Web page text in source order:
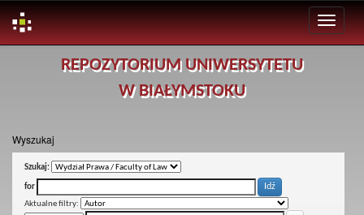
REPOZYTORIUM UNIWERSYTETU
W BIAŁYMSTOKU
Wyszukaj
Szukaj:
for
Aktualne filtry: